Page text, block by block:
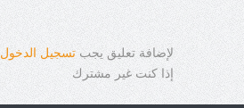
لإضافة تعليق يجب تسجيل الدخول
إذا كنت غير مشترك